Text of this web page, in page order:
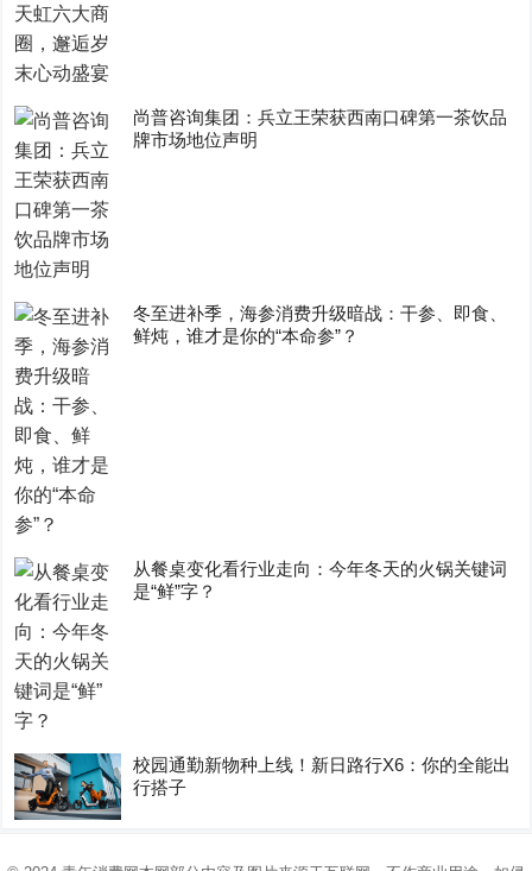
尚普咨询集团：兵立王荣获西南口碑第一茶饮品
牌市场地位声明
冬至进补季，海参消费升级暗战：干参、即食、
鲜炖，谁才是你的“本命参”？
从餐桌变化看行业走向：今年冬天的火锅关键词
是“鲜”字？
校园通勤新物种上线！新日路行X6：你的全能出
行搭子